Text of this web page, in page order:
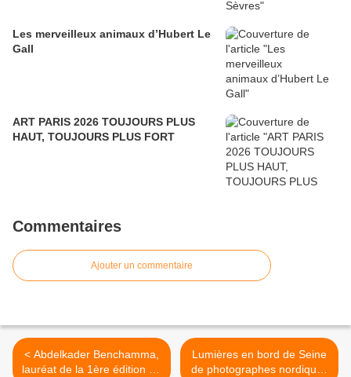
Les merveilleux animaux d’Hubert Le
Gall
ART PARIS 2026 TOUJOURS PLUS
HAUT, TOUJOURS PLUS FORT
Commentaires
Ajouter un commentaire
< Abdelkader Benchamma,
lauréat de la 1ère édition du
Lumières en bord de Seine
de photographes nordiques